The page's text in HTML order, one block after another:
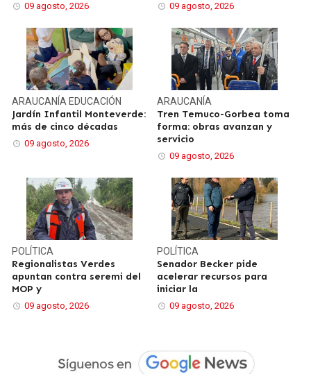
09 agosto, 2026 09 agosto, 2026
ARAUCANÍA EDUCACIÓN
Jardín Infantil Monteverde:
más de cinco décadas
09 agosto, 2026
ARAUCANÍA
Tren Temuco-Gorbea toma
forma: obras avanzan y
servicio
09 agosto, 2026
POLÍTICA
Regionalistas Verdes
apuntan contra seremi del
MOP y
09 agosto, 2026
POLÍTICA
Senador Becker pide
acelerar recursos para
iniciar la
09 agosto, 2026